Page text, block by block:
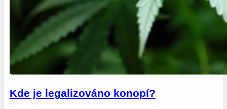
Kde je legalizováno konopí?